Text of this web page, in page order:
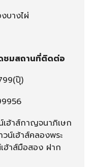
บางไผ่
ชมสถานที่ติดต่อ
(ปุ๊)
เฮ้าส์กาญจนาภิเษก
น์เฮ้าส์คลองพระ
ฮ้าส์มือสอง ฝาก